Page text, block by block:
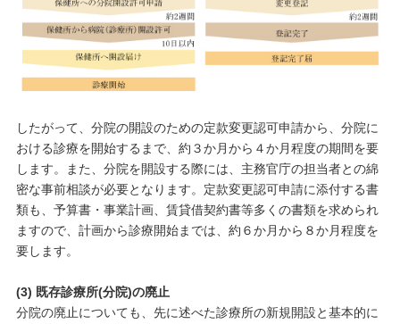
したがって、分院の開設のための定款変更認可申請から、分院に
おける診療を開始するまで、約３か月から４か月程度の期間を要
します。また、分院を開設する際には、主務官庁の担当者との綿
密な事前相談が必要となります。定款変更認可申請に添付する書
類も、予算書・事業計画、賃貸借契約書等多くの書類を求められ
ますので、計画から診療開始までは、約６か月から８か月程度を
要します。
(3) 既存診療所(分院)の廃止
分院の廃止についても、先に述べた診療所の新規開設と基本的に